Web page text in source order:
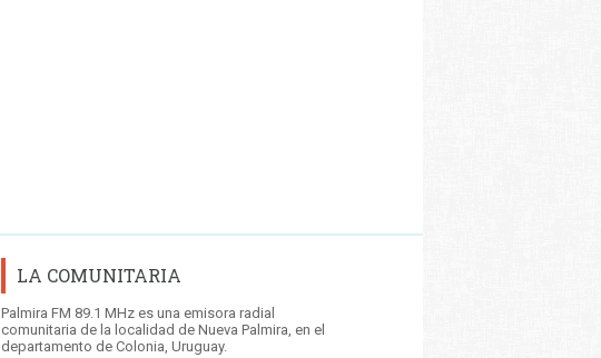
LA COMUNITARIA
Palmira FM 89.1 MHz es una emisora radial
comunitaria de la localidad de Nueva Palmira, en el
departamento de Colonia, Uruguay.